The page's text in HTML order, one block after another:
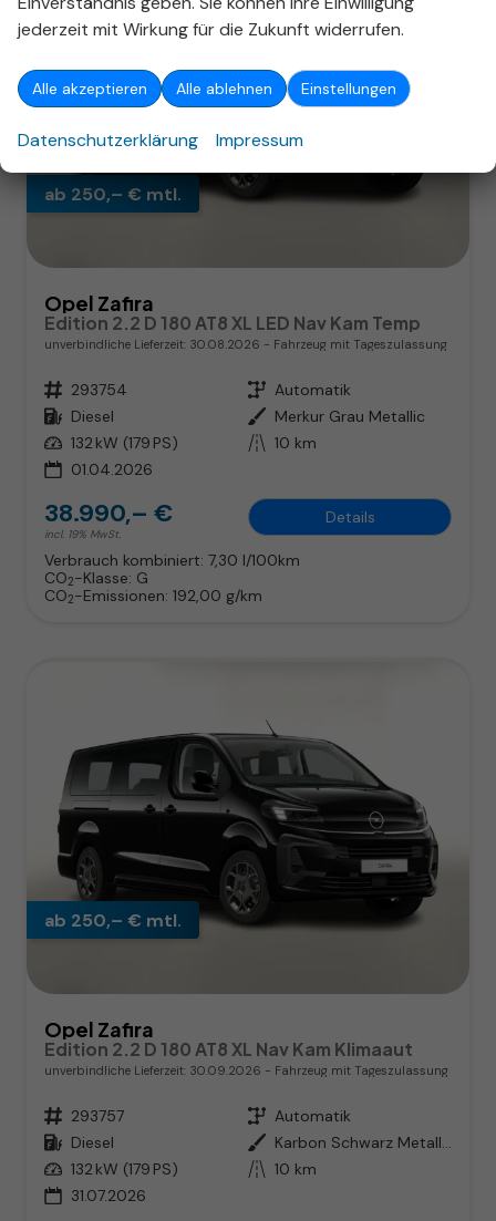
ab 250,– € mtl.
Opel Zafira
Edition 2.2 D 180 AT8 XL LED Nav Kam Temp
unverbindliche Lieferzeit: 30.08.2026 Fahrzeug mit Tageszulassung
Fahrzeugnr. 293754 Getriebe Automatik
Kraftstoff Diesel Außenfarbe Merkur Grau Metallic
Leistung 132 kW (179 PS) Kilometerstand 10 km
01.04.2026
38.990,– €
incl. 19% MwSt.
Details
Verbrauch kombiniert: 7,30 l/100km
CO2-Klasse: G
CO2-Emissionen: 192,00 g/km
ab 250,– € mtl.
Opel Zafira
Edition 2.2 D 180 AT8 XL Nav Kam Klimaaut
unverbindliche Lieferzeit: 30.09.2026 Fahrzeug mit Tageszulassung
Fahrzeugnr. 293757 Getriebe Automatik
Kraftstoff Diesel Außenfarbe
Karbon Schwarz Metallic
Leistung 132 kW (179 PS) Kilometerstand 10 km
31.07.2026
jederzeit mit Wirkung für die Zukunft widerrufen.
Alle akzeptieren Alle ablehnen Einstellungen
Datenschutzerklärung Impressum